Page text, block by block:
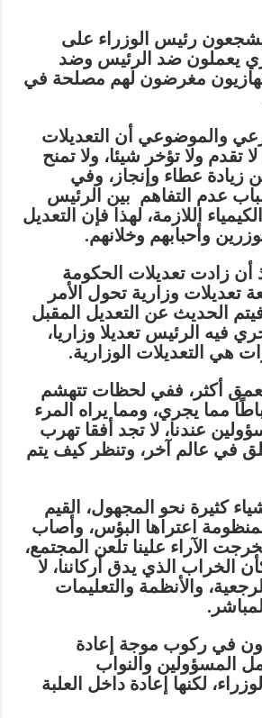
يشجعون رئيس الوزراء على
يعملون ضد الرئيس وضد
مغرضون لهم مصلحة في
والموضوعي أن التعديلات
لا تقدم ولا تؤخر شيئا، ولا تمنح
زيادة عطاء وإنجاز، وفي
عدم التفاهم بين الرئيس
اللازمة، لهذا فإن التعديل
وأحبابهم وخلانهم.
أن زادت تعديلات الحكومة
تعديلات وزارية تحول الأمر
الحديث عن التعديل المقبل
فيه الرئيس تعديلا وزاريا،
هي التعديلات الوزارية.
أكثر، ففي لحظات تتهشم
مما يجري، ومما يراه المرء
عندنا، لا تجد أفقا تهرب
في عالم آخر، وتنظر كيف يتم
كثيرة نحو المجهول، القيم
اعتراها البؤس، وأصاب
الآراء علينا تلعن المجتمع،
الخراب الذي يدق أركاننا، لا
والأنظمة والتعليمات
في ركوب موجة إعادة
المسؤولين والنواب
لكنها إعادة داخل العلبة